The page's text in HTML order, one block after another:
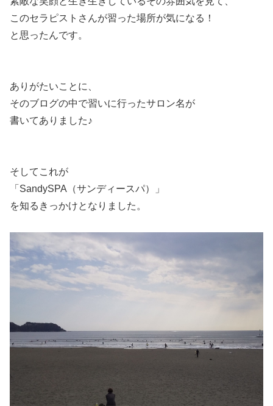
このセラピストさんが習った場所が気になる！
と思ったんです。
ありがたいことに、
そのブログの中で習いに行ったサロン名が
書いてありました♪
そしてこれが
「SandySPA（サンディースパ）」
を知るきっかけとなりました。